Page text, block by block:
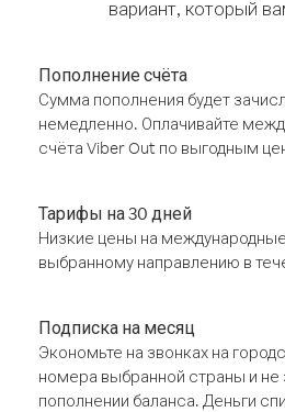
вариант, который
Пополнение счёта
Сумма пополнения будет
немедленно. Оплачивайте
счёта Viber Out по выгодным
Тарифы на 30 дней
Низкие цены на
выбранному направлению в
Подписка на месяц
Экономьте на звонках на
номера выбранной страны и не
пополнении баланса. Деньги